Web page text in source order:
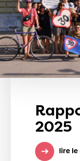
2025
lire